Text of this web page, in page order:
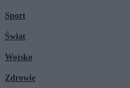
Sport
Świat
Wojsko
Zdrowie